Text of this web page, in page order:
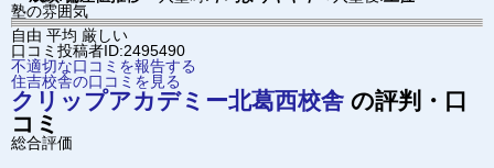
塾の雰囲気
自由 平均 厳しい
口コミ投稿者ID:2495490
不適切な口コミを報告する
住吉校舎の口コミを見る
クリップアカデミー北葛西校舎 の評判・口
コミ
総合評価